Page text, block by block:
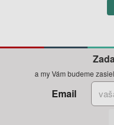
a my Vám budeme
Email